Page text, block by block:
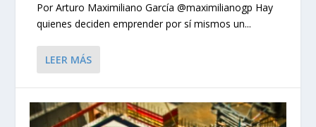
Por Arturo Maximiliano García @maximilianogp Hay
quienes deciden emprender por sí mismos un...
LEER MÁS